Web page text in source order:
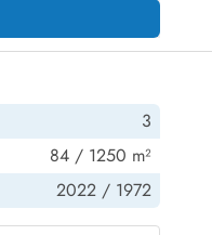
3
84 / 1250 m²
2022 / 1972